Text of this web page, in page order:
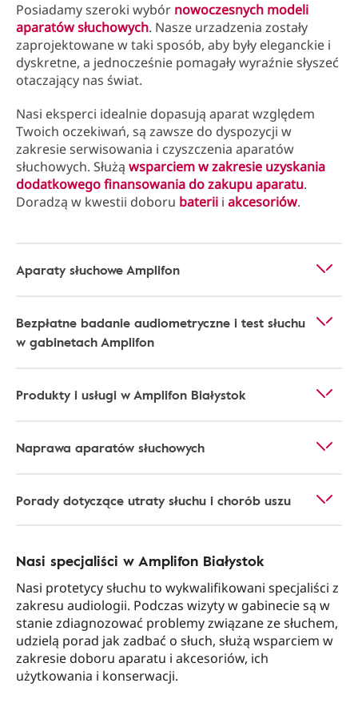
Posiadamy szeroki wybór nowoczesnych modeli
aparatów słuchowych. Nasze urzadzenia zostały
zaprojektowane w taki sposób, aby były eleganckie i
dyskretne, a jednocześnie pomagały wyraźnie słyszeć
otaczający nas świat.
Nasi eksperci idealnie dopasują aparat względem
Twoich oczekiwań, są zawsze do dyspozycji w
zakresie serwisowania i czyszczenia aparatów
słuchowych. Służą wsparciem w zakresie uzyskania
dodatkowego finansowania do zakupu aparatu.
Doradzą w kwestii doboru baterii i akcesoriów.
Aparaty słuchowe Amplifon
Bezpłatne badanie audiometryczne i test słuchu
w gabinetach Amplifon
Produkty i usługi w Amplifon Białystok
Naprawa aparatów słuchowych
Porady dotyczące utraty słuchu i chorób uszu
Nasi specjaliści w Amplifon Białystok
Nasi protetycy słuchu to wykwalifikowani specjaliści z
zakresu audiologii. Podczas wizyty w gabinecie są w
stanie zdiagnozować problemy związane ze słuchem,
udzielą porad jak zadbać o słuch, służą wsparciem w
zakresie doboru aparatu i akcesoriów, ich
użytkowania i konserwacji.